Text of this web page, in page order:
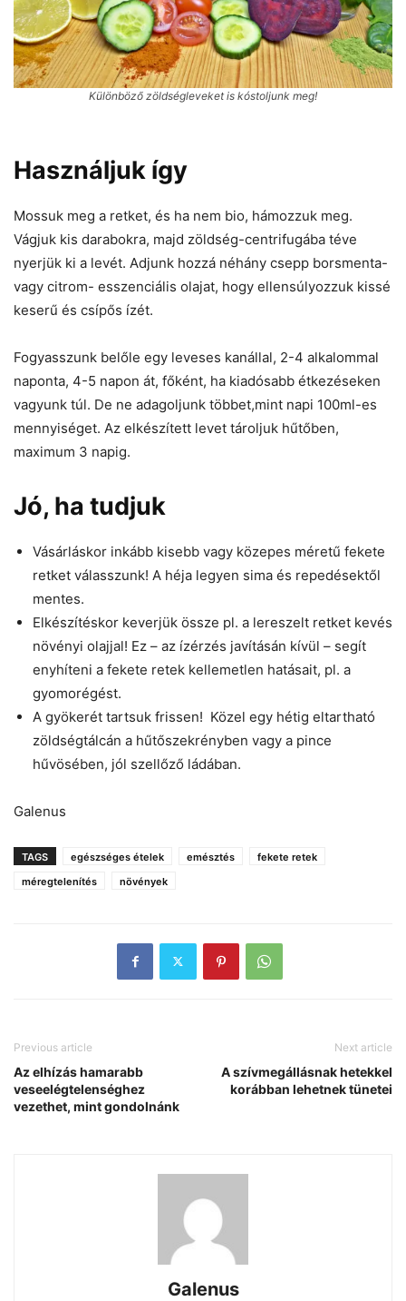
Különböző zöldségleveket is kóstoljunk meg!
Használjuk így
Mossuk meg a retket, és ha nem bio, hámozzuk meg.
Vágjuk kis darabokra, majd zöldség-centrifugába téve
nyerjük ki a levét. Adjunk hozzá néhány csepp borsmenta-
vagy citrom- esszenciális olajat, hogy ellensúlyozzuk kissé
keserű és csípős ízét.
Fogyasszunk belőle egy leveses kanállal, 2-4 alkalommal
naponta, 4-5 napon át, főként, ha kiadósabb étkezéseken
vagyunk túl. De ne adagoljunk többet,mint napi 100ml-es
mennyiséget. Az elkészített levet tároljuk hűtőben,
maximum 3 napig.
Jó, ha tudjuk
Vásárláskor inkább kisebb vagy közepes méretű fekete
retket válasszunk! A héja legyen sima és repedésektől
mentes.
Elkészítéskor keverjük össze pl. a lereszelt retket kevés
növényi olajjal! Ez – az ízérzés javításán kívül – segít
enyhíteni a fekete retek kellemetlen hatásait, pl. a
gyomorégést.
A gyökerét tartsuk frissen! Közel egy hétig eltartható
zöldségtálcán a hűtőszekrényben vagy a pince
hűvösében, jól szellőző ládában.
Galenus
TAGS egészséges ételek emésztés
fekete retek
méregtelenítés
növények
Previous article
Az elhízás hamarabb
veseelégtelenséghez
vezethet, mint gondolnánk
Next article
A szívmegállásnak hetekkel
korábban lehetnek tünetei
Galenus